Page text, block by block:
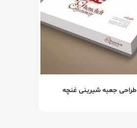
طراحی جعبه شیرینی غنچه